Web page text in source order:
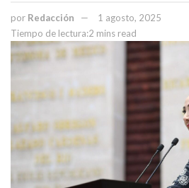
por Redacción
1 agosto, 2025
Tiempo de lectura:2 mins read